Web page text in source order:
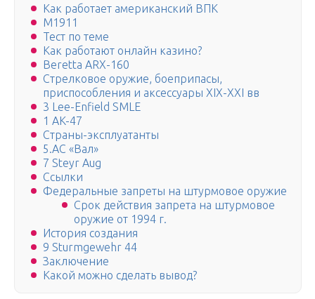
Как работает американский ВПК
M1911
Тест по теме
Как работают онлайн казино?
Beretta ARX-160
Стрелковое оружие, боеприпасы,
приспособления и аксессуары XIX-XXI вв
3 Lee-Enfield SMLE
1 AK-47
Страны-эксплуатанты
5.АС «Вал»
7 Steyr Aug
Ссылки
Федеральные запреты на штурмовое оружие
Срок действия запрета на штурмовое
оружие от 1994 г.
История создания
9 Sturmgewehr 44
Заключение
Какой можно сделать вывод?